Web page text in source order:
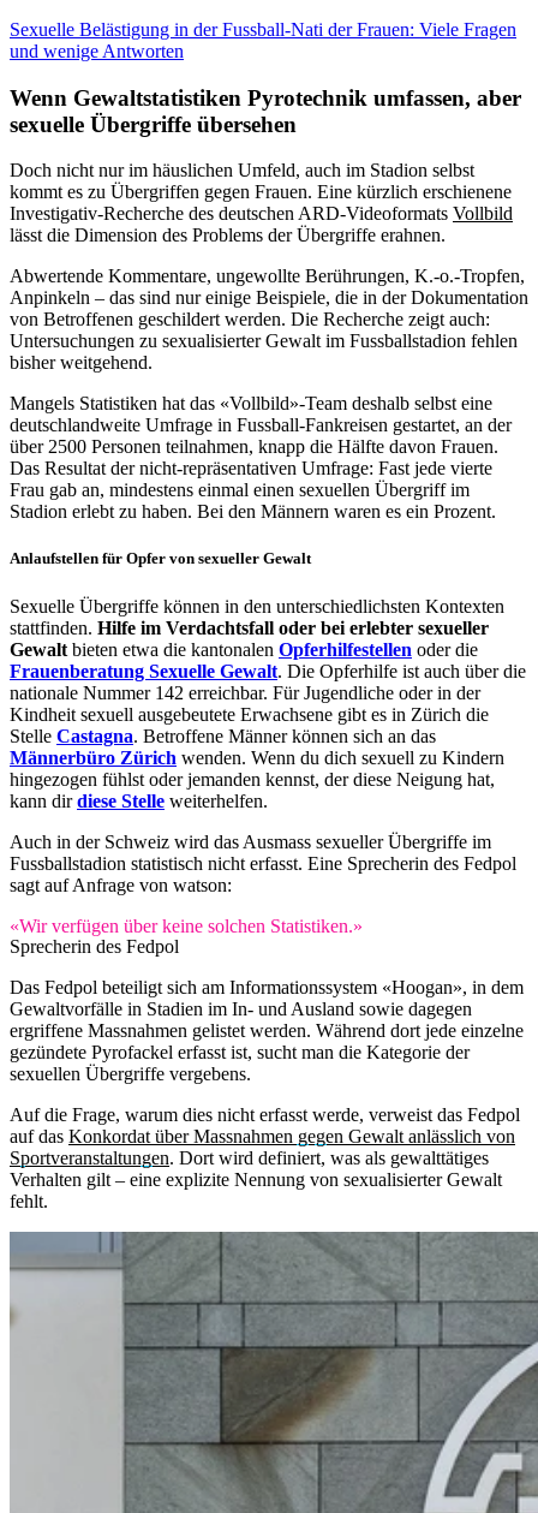
Sexuelle Belästigung in der Fussball-Nati der Frauen: Viele Fragen
und wenige Antworten
Wenn Gewaltstatistiken Pyrotechnik umfassen, aber
sexuelle Übergriffe übersehen
Doch nicht nur im häuslichen Umfeld, auch im Stadion selbst
kommt es zu Übergriffen gegen Frauen. Eine kürzlich erschienene
Investigativ-Recherche des deutschen ARD-Videoformats Vollbild
lässt die Dimension des Problems der Übergriffe erahnen.
Abwertende Kommentare, ungewollte Berührungen, K.-o.-Tropfen,
Anpinkeln – das sind nur einige Beispiele, die in der Dokumentation
von Betroffenen geschildert werden. Die Recherche zeigt auch:
Untersuchungen zu sexualisierter Gewalt im Fussballstadion fehlen
bisher weitgehend.
Mangels Statistiken hat das «Vollbild»-Team deshalb selbst eine
deutschlandweite Umfrage in Fussball-Fankreisen gestartet, an der
über 2500 Personen teilnahmen, knapp die Hälfte davon Frauen.
Das Resultat der nicht-repräsentativen Umfrage: Fast jede vierte
Frau gab an, mindestens einmal einen sexuellen Übergriff im
Stadion erlebt zu haben. Bei den Männern waren es ein Prozent.
Anlaufstellen für Opfer von sexueller Gewalt
Sexuelle Übergriffe können in den unterschiedlichsten Kontexten
stattfinden. Hilfe im Verdachtsfall oder bei erlebter sexueller
Gewalt bieten etwa die kantonalen Opferhilfestellen oder die
Frauenberatung Sexuelle Gewalt. Die Opferhilfe ist auch über die
nationale Nummer 142 erreichbar. Für Jugendliche oder in der
Kindheit sexuell ausgebeutete Erwachsene gibt es in Zürich die
Stelle Castagna. Betroffene Männer können sich an das
Männerbüro Zürich wenden. Wenn du dich sexuell zu Kindern
hingezogen fühlst oder jemanden kennst, der diese Neigung hat,
kann dirdiese Stelle weiterhelfen.
Auch in der Schweiz wird das Ausmass sexueller Übergriffe im
Fussballstadion statistisch nicht erfasst. Eine Sprecherin des Fedpol
sagt auf Anfrage von watson:
«Wir verfügen über keine solchen Statistiken.»
Sprecherin des Fedpol
Das Fedpol beteiligt sich am Informationssystem «Hoogan», in dem
Gewaltvorfälle in Stadien im In- und Ausland sowie dagegen
ergriffene Massnahmen gelistet werden. Während dort jede einzelne
gezündete Pyrofackel erfasst ist, sucht man die Kategorie der
sexuellen Übergriffe vergebens.
Auf die Frage, warum dies nicht erfasst werde, verweist das Fedpol
auf das Konkordat über Massnahmen gegen Gewalt anlässlich von
Sportveranstaltungen. Dort wird definiert, was als gewalttätiges
Verhalten gilt – eine explizite Nennung von sexualisierter Gewalt
fehlt.